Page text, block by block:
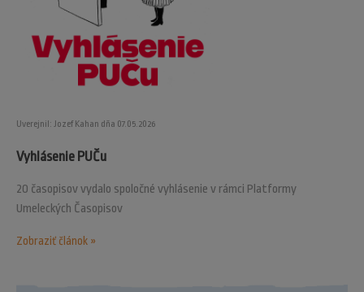
Uverejnil: Jozef Kahan dňa 07.05.2026
Vyhlásenie PUČu
20 časopisov vydalo spoločné vyhlásenie v rámci Platformy
Umeleckých Časopisov
Zobraziť článok »